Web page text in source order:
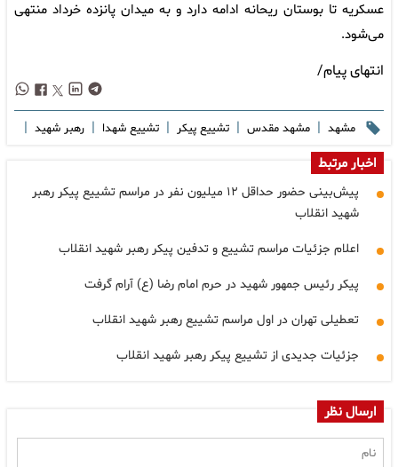
عسکریه تا بوستان ریحانه ادامه دارد و به میدان پانزده خرداد منتهی
می‌شود.
انتهای پیام/
مشهد | مشهد مقدس | تشییع پیکر | تشییع شهدا | رهبر شهید |
اخبار مرتبط
پیش‌بینی حضور حداقل ۱۲ میلیون نفر در مراسم تشییع پیکر رهبر
شهید انقلاب
اعلام جزئیات مراسم تشییع و تدفین پیکر رهبر شهید انقلاب
پیکر رئیس جمهور شهید در حرم امام رضا (ع) آرام گرفت
تعطیلی تهران در اول مراسم تشییع رهبر شهید انقلاب
جزئیات جدیدی از تشییع پیکر رهبر شهید انقلاب
ارسال نظر